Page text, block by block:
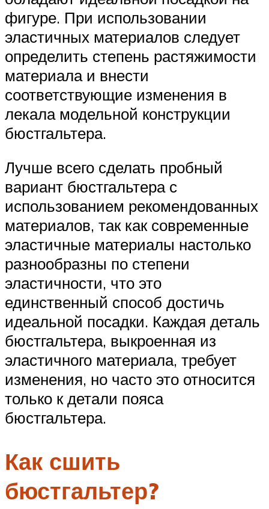
фигуре. При использовании
эластичных материалов следует
определить степень растяжимости
материала и внести
соответствующие изменения в
лекала модельной конструкции
бюстгальтера.
Лучше всего сделать пробный
вариант бюстгальтера с
использованием рекомендованных
материалов, так как современные
эластичные материалы настолько
разнообразны по степени
эластичности, что это
единственный способ достичь
идеальной посадки. Каждая деталь
бюстгальтера, выкроенная из
эластичного материала, требует
изменения, но часто это относится
только к детали пояса
бюстгальтера.
Как сшить
бюстгальтер?